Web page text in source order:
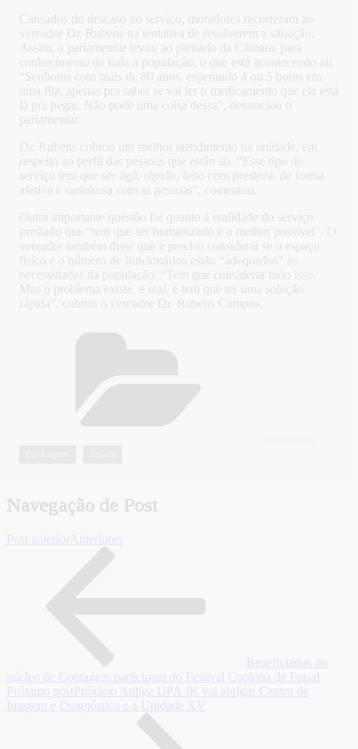
Cansados do descaso no serviço, moradores recorreram ao
vereador Dr. Rubens na tentativa de resolverem a situação.
Assim, o parlamentar levou ao plenário da Câmara, para
conhecimento de toda a população, o que está acontecendo ali.
“Senhoras com mais de 80 anos, esperando 4 ou 5 horas em
uma fila, apenas pra saber se vai ter o medicamento que ela está
lá pra pegar. Não pode uma coisa dessa”, denunciou o
parlamentar.
Dr. Rubens cobrou um melhor atendimento na unidade, em
respeito ao perfil das pessoas que estão ali. “Esse tipo de
serviço tem que ser ágil, rápido, feito com presteza, de forma
afetiva e carinhosa com as pessoas”, comentou.
Outra importante questão foi quanto à realidade do serviço
prestado que “tem que ser humanizado e o melhor possível”. O
vereador também disse que é preciso considerar se o espaço
físico e o número de funcionários estão “adequados” às
necessidades da população. “Tem que considerar tudo isso.
Mas o problema existe, é real, e tem que ter uma solução
rápida”, cobrou o vereador Dr. Rubens Campos.
Navegação de Post
Post anterior Anteriores
Beneficiados do
núcleo de Contagem participam do Festival Copinha de Futsal
Próximo post Próximo Antiga UPA JK vai abrigar Centro de
Imagem e Diagnóstico e a Unidade XV